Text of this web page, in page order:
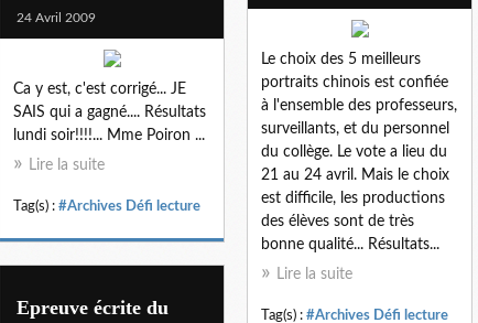
24 Avril 2009
Ca y est, c'est corrigé... JE
SAIS qui a gagné.... Résultats
lundi soir!!!!... Mme Poiron ...
Lire la suite
Tag(s) : #Archives Défi lecture
Le choix des 5 meilleurs
portraits chinois est confiée
à l'ensemble des professeurs,
surveillants, et du personnel
du collège. Le vote a lieu du
21 au 24 avril. Mais le choix
est difficile, les productions
des élèves sont de très
bonne qualité... Résultats...
Lire la suite
Tag(s) : #Archives Défi lecture
Epreuve écrite du